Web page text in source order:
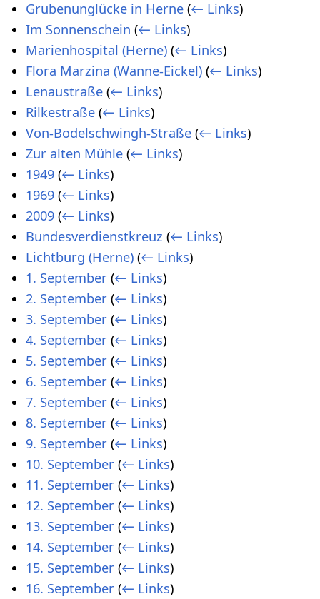
Grubenunglücke in Herne (← Links)
Im Sonnenschein (← Links)
Marienhospital (Herne) (← Links)
Flora Marzina (Wanne-Eickel) (← Links)
Lenaustraße (← Links)
Rilkestraße (← Links)
Von-Bodelschwingh-Straße (← Links)
Zur alten Mühle (← Links)
1949 (← Links)
1969 (← Links)
2009 (← Links)
Bundesverdienstkreuz (← Links)
Lichtburg (Herne) (← Links)
1. September (← Links)
2. September (← Links)
3. September (← Links)
4. September (← Links)
5. September (← Links)
6. September (← Links)
7. September (← Links)
8. September (← Links)
9. September (← Links)
10. September (← Links)
11. September (← Links)
12. September (← Links)
13. September (← Links)
14. September (← Links)
15. September (← Links)
16. September (← Links)